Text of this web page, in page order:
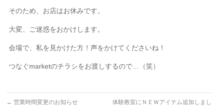
そのため、お店はお休みです。
大変、ご迷惑をおかけします。
会場で、私を見かけた方！声をかけてくださいね！
つなぐmarketのチラシをお渡しするので…（笑）
← 営業時間変更のお知らせ
体験教室にＮＥＷアイテム追加しまし